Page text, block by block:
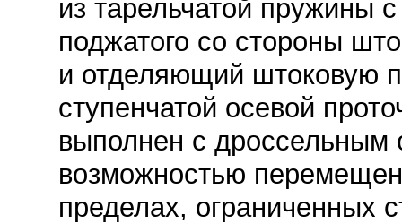
из тарельчатой пружины
поджатого со стороны
и отделяющий штоковую
ступенчатой осевой
выполнен с дроссельным
возможностью
пределах, ограниченных